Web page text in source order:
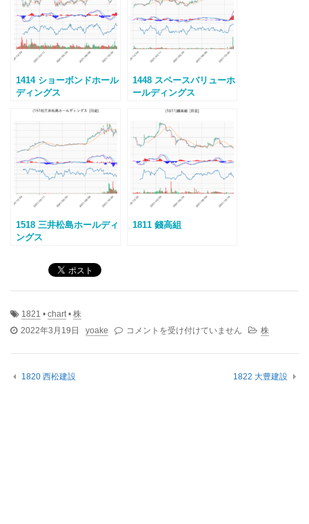
1414 ショーボンドホール
ディングス
1448 スペースバリューホ
ールディングス
1518 三井松島ホールディ
ングス
1811 錢高組
1821 • chart • 株
2022年3月19日
yoake
1821
井
コメントを受け付けていません 株
1820 西松建設 1822 大豊建設